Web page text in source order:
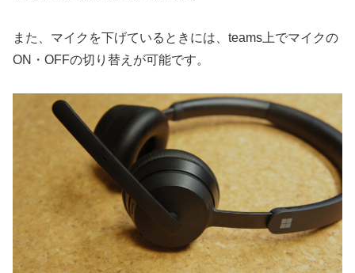
また、マイクを下げているときには、teams上でマイクの
ON・OFFの切り替えが可能です。